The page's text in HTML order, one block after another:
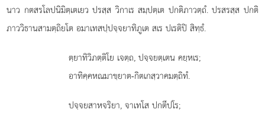
นาว กตสรโลปนิมิตฺเตเยว ปรสฺส วิกาเร สมฺปตฺเต ปกติภาวตฺถํ. ปรสรสฺส ปกติ
ภาววิธานสามตฺถิยโต อมาเทสปฺปจฺจยาทิภูเต สเร ปเรติปิ สิทฺธํ.
ตฺยาทิวิภตฺติโย เจตฺถ, ปจฺจยตฺเตน คยฺหเร;
อาทิคฺคหณมาขฺยาต-กิตเกสฺวาคมตฺถิทํ.
ปจฺจยสาหจริยา, จาเทโส ปกตีปโร;